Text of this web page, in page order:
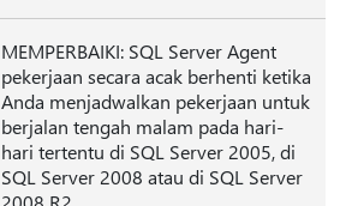
MEMPERBAIKI: SQL Server Agent
pekerjaan secara acak berhenti ketika
Anda menjadwalkan pekerjaan untuk
berjalan tengah malam pada hari-
hari tertentu di SQL Server 2005, di
SQL Server 2008 atau di SQL Server